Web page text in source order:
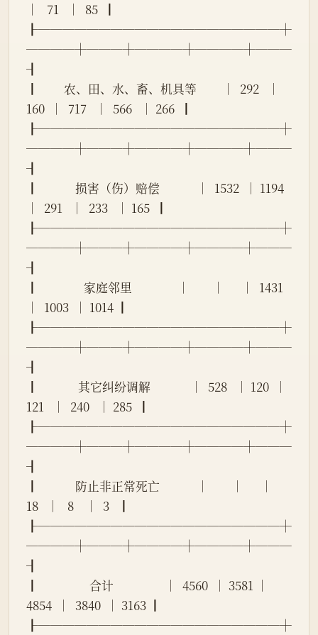
│   71   │  85  ┃
┠────────────────────┼
────┼───┼────┼────┼───
┨
┃         农、田、水、畜、机具等         │  292   │
160  │  717   │  566   │ 266  ┃
┠────────────────────┼
────┼───┼────┼────┼───
┨
┃             损害（伤）赔偿             │  1532  │ 1194
│  291   │  233   │ 165  ┃
┠────────────────────┼
────┼───┼────┼────┼───
┨
┃                家庭邻里                │        │      │  1431
│  1003  │ 1014 ┃
┠────────────────────┼
────┼───┼────┼────┼───
┨
┃              其它纠纷调解              │  528   │ 120  │
121   │  240   │ 285  ┃
┠────────────────────┼
────┼───┼────┼────┼───
┨
┃             防止非正常死亡             │        │      │
18   │   8    │  3   ┃
┠────────────────────┼
────┼───┼────┼────┼───
┨
┃                  合计                  │  4560  │ 3581 │
4854  │  3840  │ 3163 ┃
┠────────────────────┼